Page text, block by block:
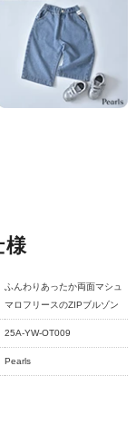
様
ふんわりあったか両面マシュ
マロフリースのZIPブルゾン
25A-YW-OT009
Pearls